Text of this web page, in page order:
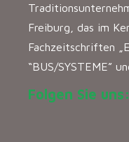
Freiburg, das im
Fachzeitschriften
“BUS/SYSTEME”
Folgen Sie uns: